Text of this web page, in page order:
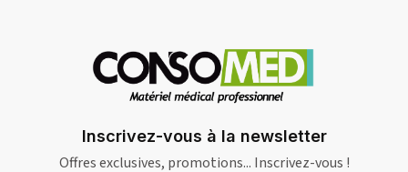
Inscrivez-vous à la newsletter
Offres exclusives, promotions... Inscrivez-vous !